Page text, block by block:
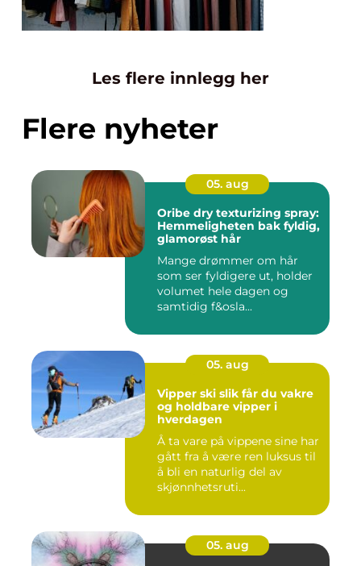
Les flere innlegg her
Flere nyheter
05. aug
Oribe dry texturizing spray:
Hemmeligheten bak fyldig,
glamorøst hår
Mange drømmer om hår
som ser fyldigere ut, holder
volumet hele dagen og
samtidig f&osla...
05. aug
Vipper ski slik får du vakre
og holdbare vipper i
hverdagen
Å ta vare på vippene sine har
gått fra å være ren luksus til
å bli en naturlig del av
skjønnhetsruti...
05. aug